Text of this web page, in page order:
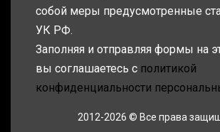
собой меры предусмотренные
УК РФ.
Заполняя и отправляя формы на
вы соглашаетесь с политикой
конфиденциальности
2012-2026 © Все права